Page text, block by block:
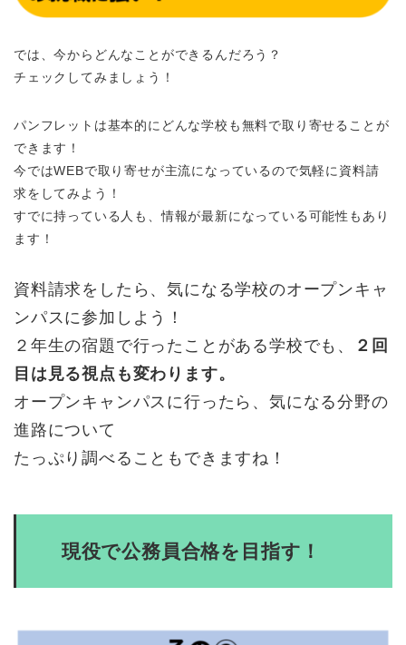
では、今からどんなことができるんだろう？
チェックしてみましょう！
パンフレットは基本的にどんな学校も無料で取り寄せることが
できます！
今ではWEBで取り寄せが主流になっているので気軽に資料請
求をしてみよう！
すでに持っている人も、情報が最新になっている可能性もあり
ます！
資料請求をしたら、気になる学校のオープンキャ
ンパスに参加しよう！
２年生の宿題で行ったことがある学校でも、
２回
目は見る視点も変わります。
オープンキャンパスに行ったら、気になる分野の
進路について
たっぷり調べることもできますね！
現役で公務員合格を目指す！